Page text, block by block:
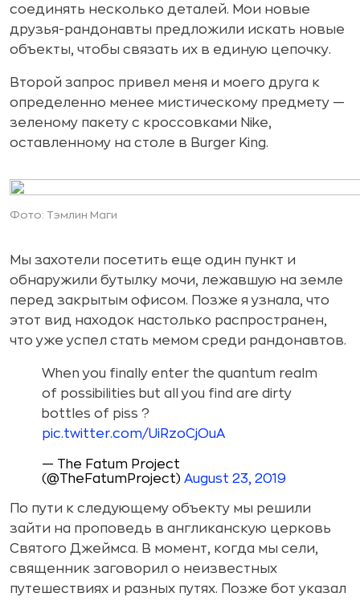
соединять несколько деталей. Мои новые
друзья-рандонавты предложили искать новые
объекты, чтобы связать их в единую цепочку.
Второй запрос привел меня и моего друга к
определенно менее мистическому предмету —
зеленому пакету с кроссовками Nike,
оставленному на столе в Burger King.
Фото: Тэмлин Маги
Мы захотели посетить еще один пункт и
обнаружили бутылку мочи, лежавшую на земле
перед закрытым офисом. Позже я узнала, что
этот вид находок настолько распространен,
что уже успел стать мемом среди рандонавтов.
When you finally enter the quantum realm
of possibilities but all you find are dirty
bottles of piss ?
pic.twitter.com/UiRzoCjOuA
— The Fatum Project
(@TheFatumProject) August 23, 2019
По пути к следующему объекту мы решили
зайти на проповедь в англиканскую церковь
Святого Джеймса. В момент, когда мы сели,
священник заговорил о неизвестных
путешествиях и разных путях. Позже бот указал